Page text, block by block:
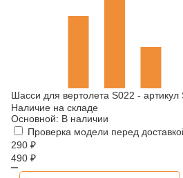
Шасси для вертолета S022 - артикул
Наличие на складе
Основной: В наличии
Проверка модели перед
290 ₽
490 ₽